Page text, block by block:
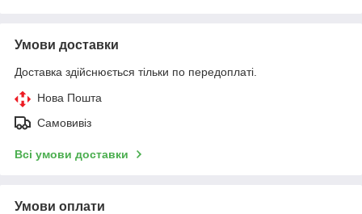
Умови доставки
Доставка здійснюється тільки по передоплаті.
Нова Пошта
Самовивіз
Всі умови доставки
Умови оплати